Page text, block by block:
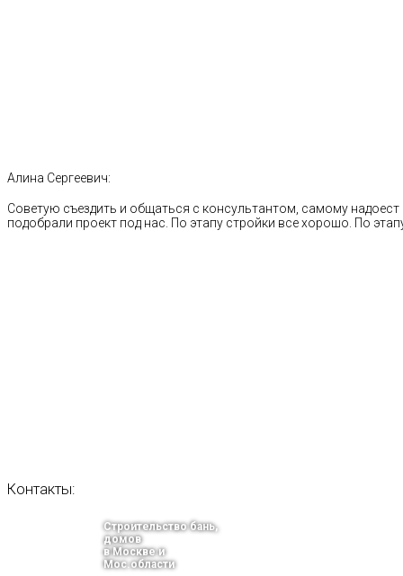
Алина Сергеевич:
Советую съездить и общаться с консультантом, самому
подобрали проект под нас. По этапу стройки все хорошо. По
Контакты:
Строительство бань,
домов
в Москве и
Мос.области